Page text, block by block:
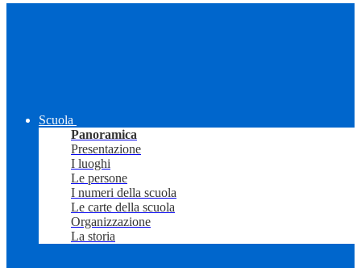
Scuola
Panoramica
Presentazione
I luoghi
Le persone
I numeri della scuola
Le carte della scuola
Organizzazione
La storia